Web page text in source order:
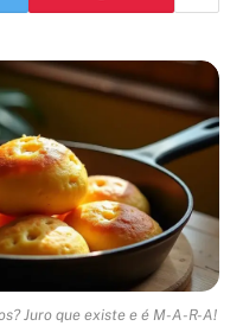
Juro que existe e é M-A-R-A!